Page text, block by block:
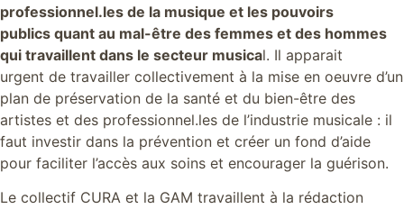
professionnel.les de la musique et les pouvoirs
publics quant au mal-être des femmes et des hommes
qui travaillent dans le secteur musical. Il apparait
urgent de travailler collectivement à la mise en oeuvre d’un
plan de préservation de la santé et du bien-être des
artistes et des professionnel.les de l’industrie musicale : il
faut investir dans la prévention et créer un fond d’aide
pour faciliter l’accès aux soins et encourager la guérison.
Le collectif CURA et la GAM travaillent à la rédaction